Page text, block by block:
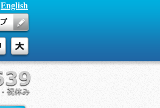
English